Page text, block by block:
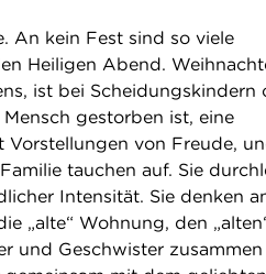
An kein Fest sind so viele
Heiligen Abend.
ist bei Scheidungskindern
gestorben ist, eine
Vorstellungen von Freude,
tauchen auf. Sie
Intensität. Sie denken
„alte“ Wohnung, den
und Geschwister zusammen